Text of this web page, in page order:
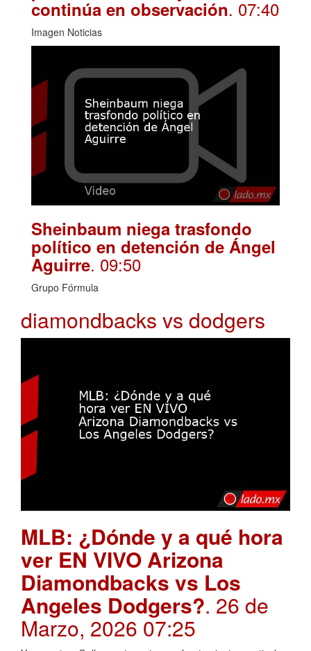
continúa en observación. 07:40
Imagen Noticias
Sheinbaum niega trasfondo
político en detención de Ángel
Aguirre. 09:50
Grupo Fórmula
diamondbacks vs dodgers
MLB: ¿Dónde y a qué hora
ver EN VIVO Arizona
Diamondbacks vs Los
Angeles Dodgers?. 26 de
Marzo, 2026 07:25